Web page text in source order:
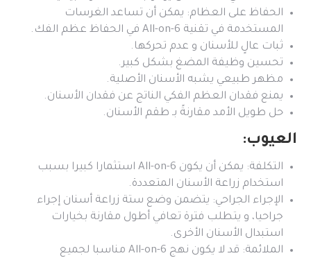
الحفاظ على العظام: يمكن أن تساعد الغرسات
المستخدمة في تقنية All-on-6 في الحفاظ عظم الفك.
ثبات عالٍ للأسنان و عدم تحركها.
تحسين وظيفة المضغ بشكل كبير.
مظهر طبيعي يشبه الأسنان الأصلية.
يمنع فقدان العظم الفكي الناتج عن فقدان الأسنان.
حل طويل الأمد مقارنةً بـ طقم الأسنان.
العيوب:
التكلفة: يمكن أن يكون All-on-6 استثمارا كبيرا بسبب
استخدام زراعة الأسنان المتعددة.
الإجراء الجراحي: يتضمن وضع ستة زراعة أسنان إجراء
جراحيا، و يتطلب فترة تعافي أطول مقارنة بخيارات
استبدال الأسنان الأخرى.
الملائمة: قد لا يكون نهج All-on-6 مناسبا لجميع